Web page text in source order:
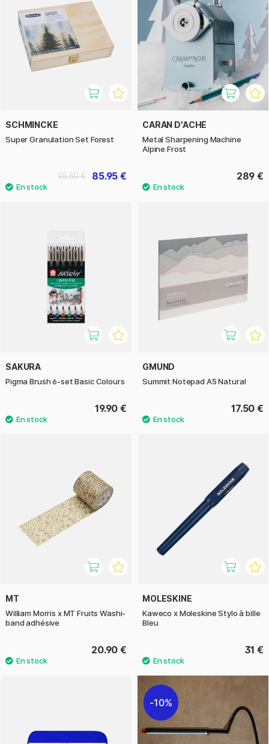
SCHMINCKE
Super Granulation Set Forest
85.95 €
95.50 €
CARAN D'ACHE
Metal Sharpening Machine
Alpine Frost
289 €
SAKURA
Pigma Brush 6-set Basic Colours
19.90 €
GMUND
Summit Notepad A5 Natural
17.50 €
MT
William Morris x MT Fruits Washi-
band adhésive
20.90 €
MOLESKINE
Kaweco x Moleskine Stylo à bille
Bleu
31 €
10%